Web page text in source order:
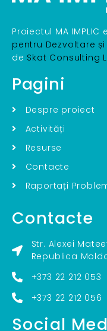
Proiectul MA
pentru Dezvoltare
de Skat Consulting
Pagini
Despre proiect
Activități
Resurse
Contacte
Raportați
Contacte
Str. Alexei
Republica
+373 22 212 053
+373 22 212 056
Social